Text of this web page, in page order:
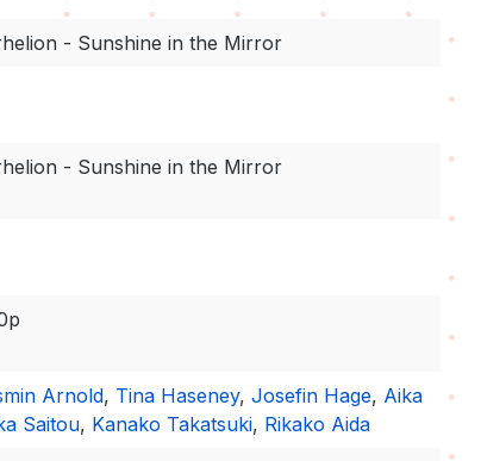
- Sunshine in the Mirror
- Sunshine in the Mirror
Arnold, Tina Haseney,Josefin Hage, Aika
Saitou, Kanako Takatsuki, Rikako Aida